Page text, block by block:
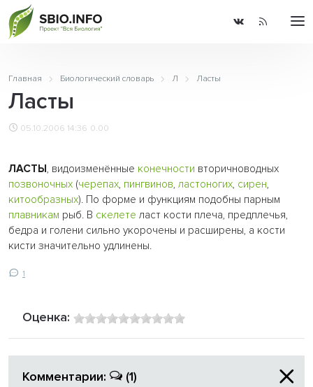
Главная Биологический словарь Л Ласты
Ласты
05.10.2006 14:36 0.00
ЛАСТЫ, видоизменённые конечности вторичноводных
позвоночных (черепах, пингвинов, ластоногих, сирен,
китообразных). По форме и функциям подобны парным
плавникам рыб. В скелете ласт кости плеча, предплечья,
бедра и голени сильно укорочены и расширены, а кости
кисти значительно удлинены.
1
Оценка:
Комментарии: (1)